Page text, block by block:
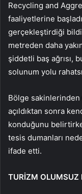
Recycling and
faaliyetlerine
gerçekleştirdiği
metreden daha
şiddetli baş ağrısı,
solunum yolu
Bölge sakinlerinden
açıldıktan sonra
konduğunu
tesis dumanları
ifade etti.
TURİZM OLUMSUZ